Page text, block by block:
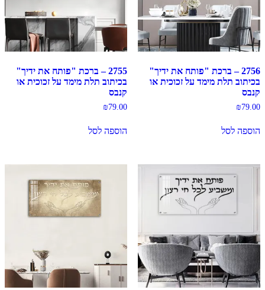
2756 – ברכת "פותח את ידיך"
בכיתוב תלת מימד על זכוכית או
קנבס
₪79.00
הוספה לסל
2755 – ברכת "פותח את ידיך"
בכיתוב תלת מימד על זכוכית או
קנבס
₪79.00
הוספה לסל